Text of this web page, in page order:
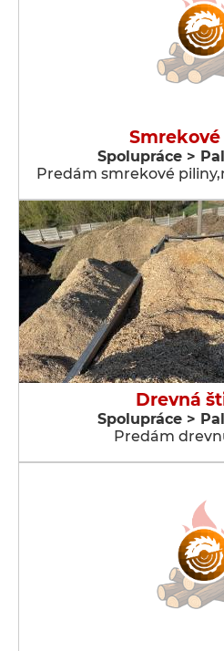
Spolupráce >
Predám smrekové
Drevná
Spolupráce >
Predám